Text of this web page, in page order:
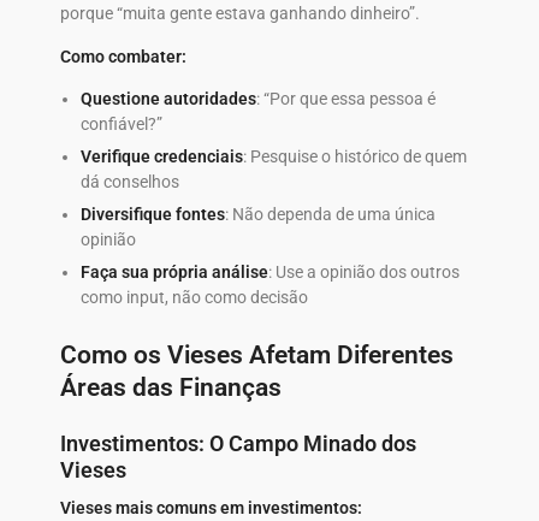
porque “muita gente estava ganhando dinheiro”.
Como combater:
Questione autoridades: “Por que essa pessoa é
confiável?”
Verifique credenciais: Pesquise o histórico de quem
dá conselhos
Diversifique fontes: Não dependa de uma única
opinião
Faça sua própria análise: Use a opinião dos outros
como input, não como decisão
Como os Vieses Afetam Diferentes
Áreas das Finanças
Investimentos: O Campo Minado dos
Vieses
Vieses mais comuns em investimentos: